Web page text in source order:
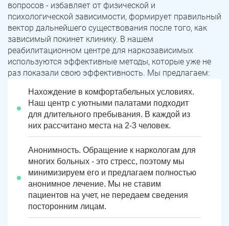
вопросов - избавляет от физической и
психологической зависимости, формирует правильный
вектор дальнейшего существования после того, как
зависимый покинет клинику. В нашем
реабилитационном центре для наркозависимых
используются эффективные методы, которые уже не
раз показали свою эффективность. Мы предлагаем:
Нахождение в комфортабельных условиях.
Наш центр с уютными палатами подходит
для длительного пребывания. В каждой из
них рассчитано места на 2-3 человек.
Анонимность. Обращение к наркологам для
многих больных - это стресс, поэтому мы
минимизируем его и предлагаем полностью
анонимное лечение. Мы не ставим
пациентов на учет, не передаем сведения
посторонним лицам.